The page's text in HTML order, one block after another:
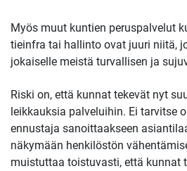
Myös muut kuntien peruspalvelut
tieinfra tai hallinto ovat juuri niitä,
jokaiselle meistä turvallisen ja
Riski on, että kunnat tekevät nyt
leikkauksia palveluihin. Ei tarvitse
ennustaja sanoittaakseen
näkymään henkilöstön
muistuttaa toistuvasti, että kunnat